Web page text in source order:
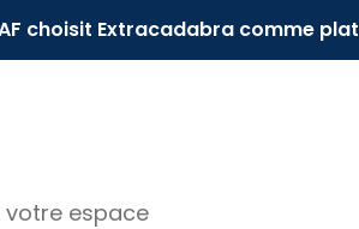
choisit Extracadabra comme
espace